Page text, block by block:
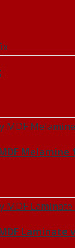
Melamine
Laminate